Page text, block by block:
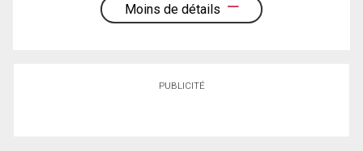
Moins de détails
PUBLICITÉ